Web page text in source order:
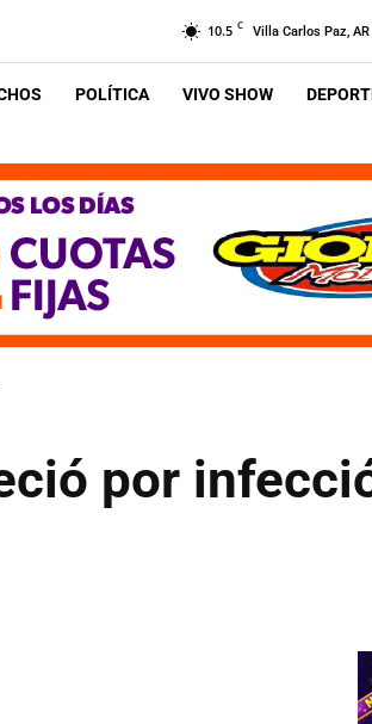
10.5 C Villa Carlos Paz, AR
POLÍTICA VIVO SHOW
por